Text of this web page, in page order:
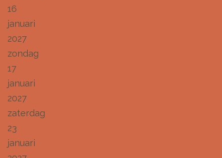
16
januari
2027
zondag
17
januari
2027
zaterdag
23
januari